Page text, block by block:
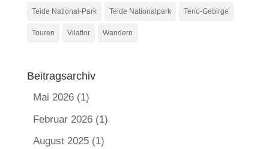
Teide National-Park Teide Nationalpark Teno-Gebirge
Touren Vilaflor Wandern
Beitragsarchiv
Mai 2026(1)
Februar 2026(1)
August 2025(1)